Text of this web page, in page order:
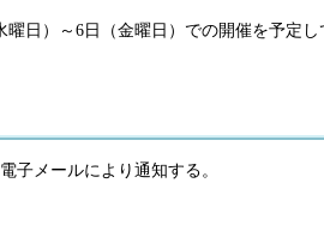
日）～6日（金曜日）での開催を予定
子メールにより通知する。